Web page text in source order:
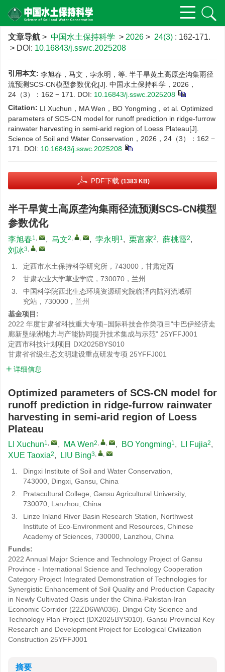
文章导航 > 中国水土保持科学 > 2026 > 24(3) : 162-171.
> DOI: 10.16843/j.sswc.2025208
引用本文: 李旭春，马文，孛永明，等. 半干旱黄土高原垄沟集雨径
流预测SCS-CN模型参数优化[J]. 中国水土保持科学，2026，
24（3）：162 − 171.
DOI: 10.16843/j.sswc.2025208
Citation: LI Xuchun，MA Wen，BO Yongming，et al. Optimized
parameters of SCS-CN model for runoff prediction in ridge-furrow
rainwater harvesting in semi-arid region of Loess Plateau[J].
Science of Soil and Water Conservation，2026，24（3）：162 −
171.
DOI: 10.16843/j.sswc.2025208
PDF下载 (1383 KB)
半干旱黄土高原垄沟集雨径流预测SCS-CN模型
参数优化
李旭春1, , 马文2, , , 孛永明 1, 栗富家2, 薛桃霞2,
刘冰3, ,
1.
定西市水土保持科学研究所，743000，甘肃定西
2.
甘肃农业大学草业学院，730070，兰州
3.
中国科学院西北生态环境资源研究院临泽内陆河流域研
究站，730000，兰州
基金项目:
2022 年度甘肃省科技重大专项−国际科技合作类项目“中巴伊经济走
廊新垦绿洲地力与产能协同提升技术集成与示范” 25YFFJ001
定西市科技计划项目 DX2025BYS010
甘肃省省级生态文明建设重点研发专项 25YFFJ001
详细信息
Optimized parameters of SCS-CN model for
runoff prediction in ridge-furrow rainwater
harvesting in semi-arid region of Loess
Plateau
LI Xuchun1, , MA Wen2, , , BO Yongming1, LI Fujia2,
XUE Taoxia2, LIU Bing3, ,
1.
Dingxi Institute of Soil and Water Conservation,
743000, Dingxi, Gansu, China
2.
Pratacultural College, Gansu Agricultural University,
730070, Lanzhou, China
3.
Linze Inland River Basin Research Station, Northwest
Institute of Eco-Environment and Resources, Chinese
Academy of Sciences, 730000, Lanzhou, China
Funds:
2022 Annual Major Science and Technology Project of Gansu
Province - International Science and Technology Cooperation
Category Project Integrated Demonstration of Technologies for
Synergistic Enhancement of Soil Quality and Production Capacity
in Newly Cultivated Oasis under the China-Pakistan-Iran
Economic Corridor (22ZD6WA036). Dingxi City Science and
Technology Plan Project (DX2025BYS010). Gansu Provincial Key
Research and Development Project for Ecological Civilization
Construction 25YFFJ001
摘要